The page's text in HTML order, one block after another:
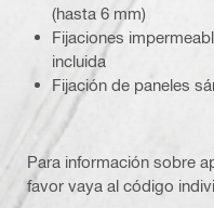
(hasta 6 mm)
Fijaciones
incluida
Fijación de paneles
Para información sobre
favor vaya al código